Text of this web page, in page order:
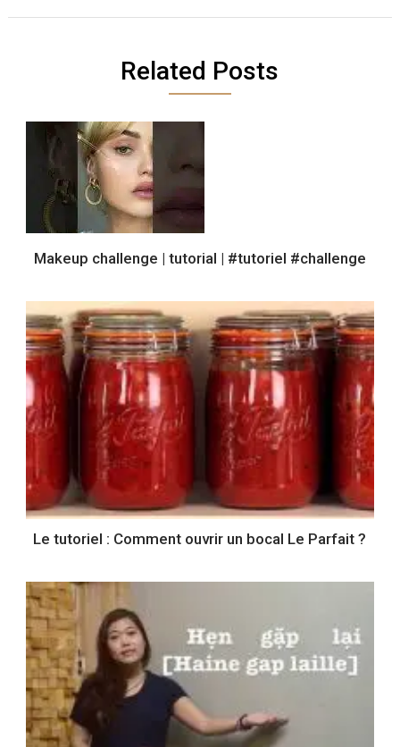
Related Posts
Makeup challenge | tutorial | #tutoriel #challenge
Le tutoriel : Comment ouvrir un bocal Le Parfait ?